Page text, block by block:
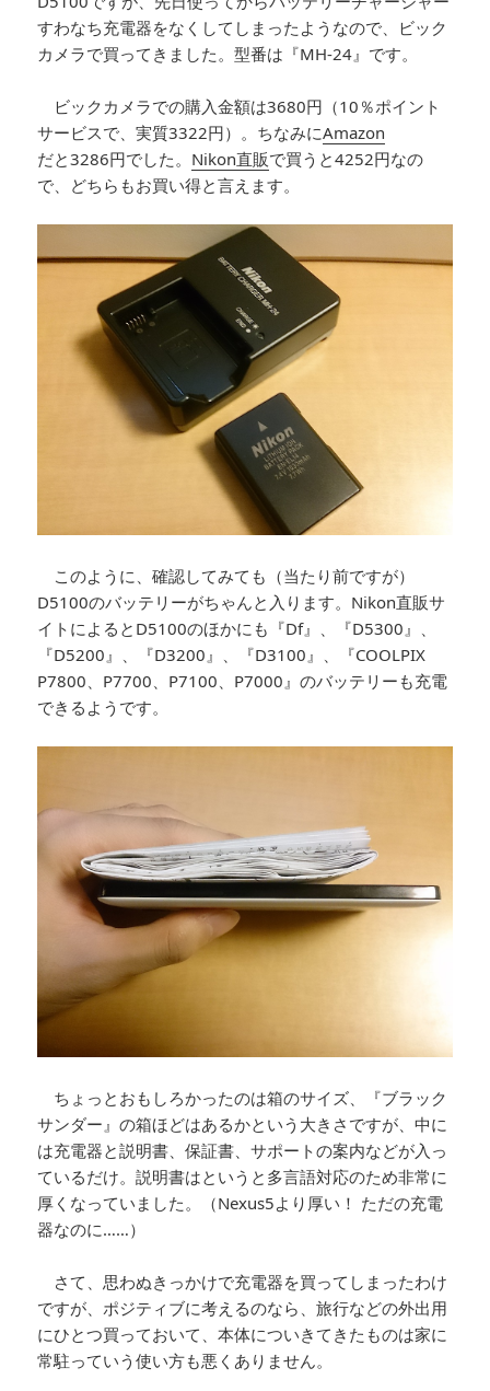
すわなち充電器をなくしてしまったようなので、ビック
カメラで買ってきました。型番は『MH-24』です。
ビックカメラでの購入金額は3680円（10％ポイント
サービスで、実質3322円）。ちなみにAmazon
だと3286円でした。 Nikon直販で買うと4252円なの
で、どちらもお買い得と言えます。
このように、確認してみても（当たり前ですが）
D5100のバッテリーがちゃんと入ります。Nikon直販サ
イトによるとD5100のほかにも『Df』、『D5300』、
『D5200』、『D3200』、『D3100』、『COOLPIX
P7800、P7700、P7100、P7000』のバッテリーも充電
できるようです。
ちょっとおもしろかったのは箱のサイズ、『ブラック
サンダー』の箱ほどはあるかという大きさですが、中に
は充電器と説明書、保証書、サポートの案内などが入っ
ているだけ。説明書はというと多言語対応のため非常に
厚くなっていました。（Nexus5より厚い！ ただの充電
器なのに……）
さて、思わぬきっかけで充電器を買ってしまったわけ
ですが、ポジティブに考えるのなら、旅行などの外出用
にひとつ買っておいて、本体についきてきたものは家に
常駐っていう使い方も悪くありません。